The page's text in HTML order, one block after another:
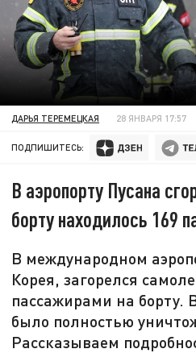
ДАРЬЯ ТЕРЕМЕЦКАЯ 28 ЯНВАРЯ 17:57
ПОДПИШИТЕСЬ:
В аэропорту Пусана
борту находилось 169
В международном
Корея, загорелся
пассажирами на борту.
было полностью
Рассказываем